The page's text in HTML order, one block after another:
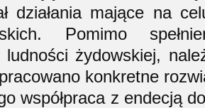
działania mające na
Pomimo
ludności żydowskiej,
konkretne
współpraca z endecją